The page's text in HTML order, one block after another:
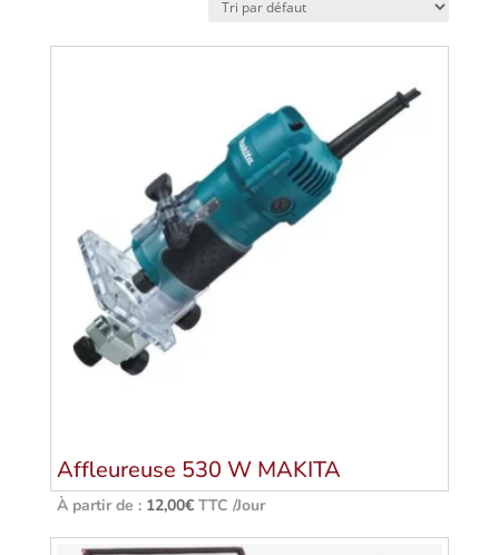
Affleureuse 530 W MAKITA
À partir de : 12,00€ TTC /Jour